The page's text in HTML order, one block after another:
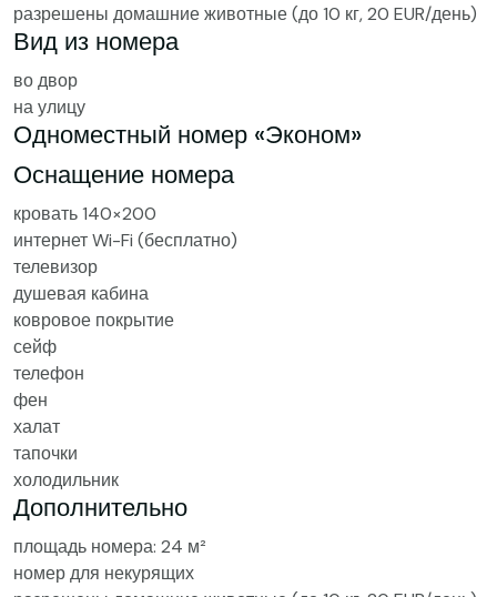
разрешены домашние животные (до 10 кг, 20 EUR/день)
Вид из номера
во двор
на улицу
Одноместный номер «Эконом»
Оснащение номера
кровать 140×200
интернет Wi-Fi (бесплатно)
телевизор
душевая кабина
ковровое покрытие
сейф
телефон
фен
халат
тапочки
холодильник
Дополнительно
площадь номера: 24 м²
номер для некурящих